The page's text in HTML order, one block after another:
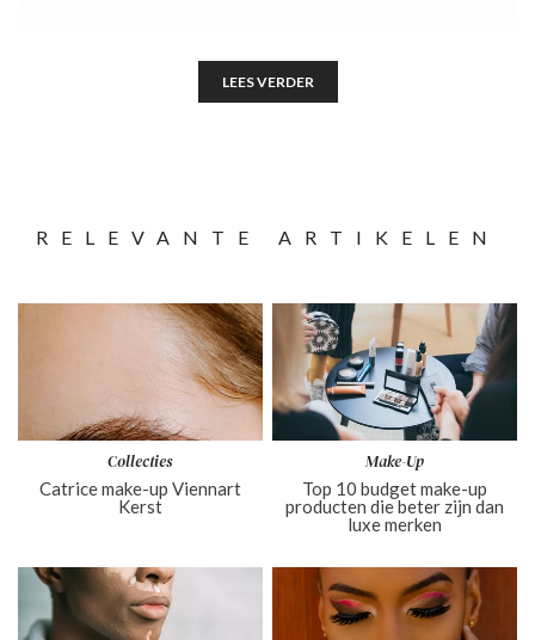
LEES VERDER
RELEVANTE ARTIKELEN
Collecties
Catrice make-up Viennart
Kerst
Make-Up
Top 10 budget make-up
producten die beter zijn dan
luxe merken